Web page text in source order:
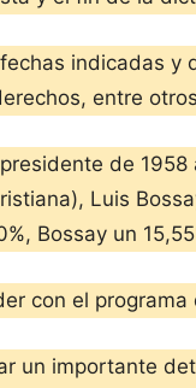
indicadas
entre
de
Luis
Bossay un
con el
un importante